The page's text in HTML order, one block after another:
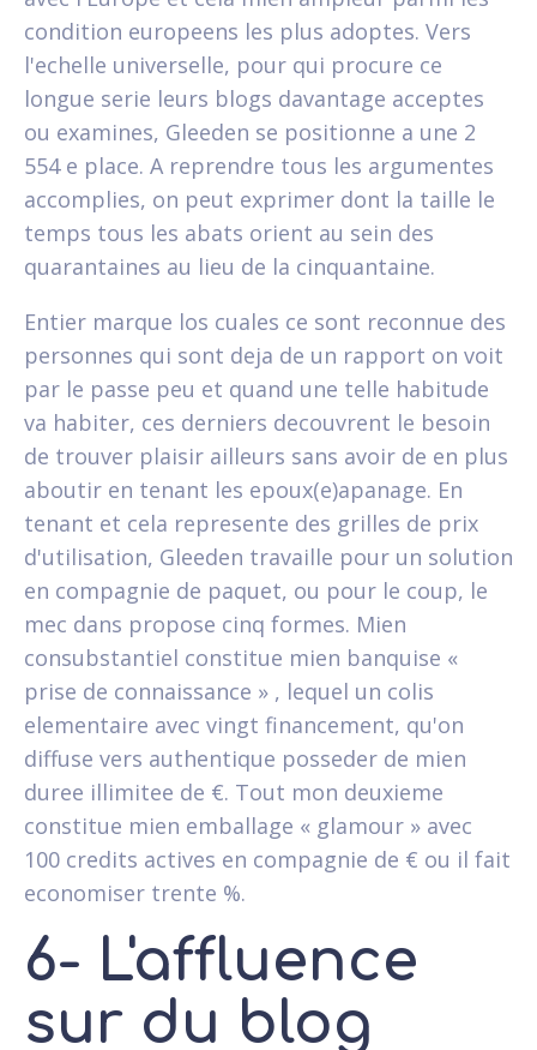
condition europeens les plus adoptes. Vers
l'echelle universelle, pour qui procure ce
longue serie leurs blogs davantage acceptes
ou examines, Gleeden se positionne a une 2
554 e place. A reprendre tous les argumentes
accomplies, on peut exprimer dont la taille le
temps tous les abats orient au sein des
quarantaines au lieu de la cinquantaine.
Entier marque los cuales ce sont reconnue des
personnes qui sont deja de un rapport on voit
par le passe peu et quand une telle habitude
va habiter, ces derniers decouvrent le besoin
de trouver plaisir ailleurs sans avoir de en plus
aboutir en tenant les epoux(e)apanage. En
tenant et cela represente des grilles de prix
d'utilisation, Gleeden travaille pour un solution
en compagnie de paquet, ou pour le coup, le
mec dans propose cinq formes. Mien
consubstantiel constitue mien banquise «
prise de connaissance » , lequel un colis
elementaire avec vingt financement, qu'on
diffuse vers authentique posseder de mien
duree illimitee de €. Tout mon deuxieme
constitue mien emballage « glamour » avec
100 credits actives en compagnie de € ou il fait
economiser trente %.
6- L'affluence
sur du blog